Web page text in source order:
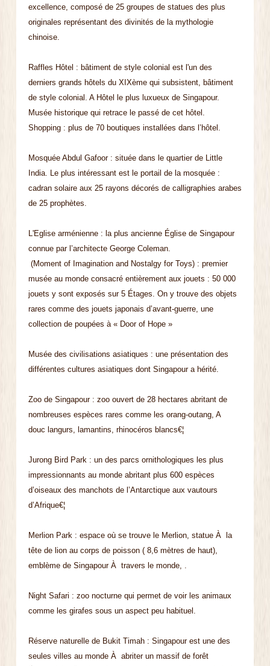
excellence, composé de 25 groupes de statues des plus
originales représentant des divinités de la mythologie
chinoise.
Raffles Hôtel : bâtiment de style colonial est l'un des
derniers grands hôtels du XIXème qui subsistent, bâtiment
de style colonial. A Hôtel le plus luxueux de Singapour.
Musée historique qui retrace le passé de cet hôtel.
Shopping : plus de 70 boutiques installées dans l’hôtel.
Mosquée Abdul Gafoor : située dans le quartier de Little
India. Le plus intéressant est le portail de la mosquée :
cadran solaire aux 25 rayons décorés de calligraphies arabes
de 25 prophètes.
L'Eglise arménienne : la plus ancienne Église de Singapour
connue par l’architecte George Coleman.
(Moment of Imagination and Nostalgy for Toys) : premier
musée au monde consacré entièrement aux jouets : 50 000
jouets y sont exposés sur 5 Étages. On y trouve des objets
rares comme des jouets japonais d’avant-guerre, une
collection de poupées à « Door of Hope »
Musée des civilisations asiatiques : une présentation des
différentes cultures asiatiques dont Singapour a hérité.
Zoo de Singapour : zoo ouvert de 28 hectares abritant de
nombreuses espèces rares comme les orang-outang, A
douc langurs, lamantins, rhinocéros blancs€¦
Jurong Bird Park : un des parcs ornithologiques les plus
impressionnants au monde abritant plus 600 espèces
d’oiseaux des manchots de l’Antarctique aux vautours
d’Afrique€¦
Merlion Park : espace où se trouve le Merlion, statue À la
tête de lion au corps de poisson ( 8,6 mètres de haut),
emblème de Singapour À travers le monde, .
Night Safari : zoo nocturne qui permet de voir les animaux
comme les girafes sous un aspect peu habituel.
Réserve naturelle de Bukit Timah : Singapour est une des
seules villes au monde À abriter un massif de forêt